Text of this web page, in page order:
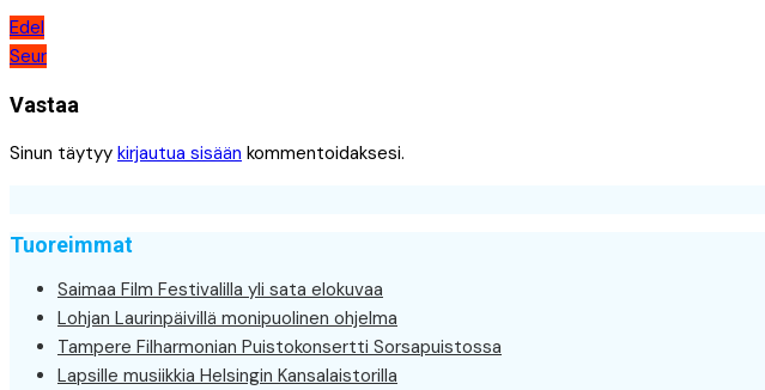
Artikkelien
selaus
Edel
Seur
Vastaa
Sinun täytyy kirjautua sisään kommentoidaksesi.
Tuoreimmat
Saimaa Film Festivalilla yli sata elokuvaa
Lohjan Laurinpäivillä monipuolinen ohjelma
Tampere Filharmonian Puistokonsertti Sorsapuistossa
Lapsille musiikkia Helsingin Kansalaistorilla